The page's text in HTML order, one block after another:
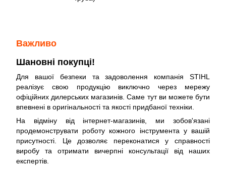
Важливо
Шановні покупці!
Для вашої безпеки та задоволення компанія STIHL
реалізує свою продукцію виключно через мережу
офіційних дилерських магазинів. Саме тут ви можете бути
впевнені в оригінальності та якості придбаної техніки.
На відміну від інтернет-магазинів, ми зобов'язані
продемонструвати роботу кожного інструмента у вашій
присутності. Це дозволяє переконатися у справності
виробу та отримати вичерпні консультації від наших
експертів.